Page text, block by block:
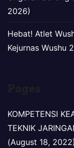
2026)
Hebat! Atlet
Kejurnas Wushu
KOMPETENSI
TEKNIK
(August 18, 2022)